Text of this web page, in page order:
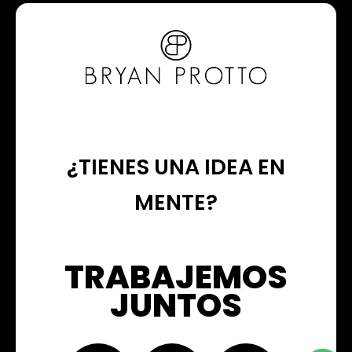
¿TIENES UNA IDEA EN
MENTE?
TRABAJEMOS
JUNTOS